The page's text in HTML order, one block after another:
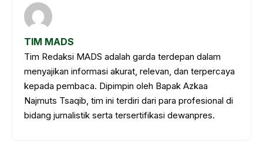
e
b
o
o
t
s
A
p
p
e
n
g
e
r
a
m
TIM MADS
Tim Redaksi MADS adalah garda terdepan dalam
menyajikan informasi akurat, relevan, dan terpercaya
kepada pembaca. Dipimpin oleh Bapak Azkaa
Najmuts Tsaqib, tim ini terdiri dari para profesional di
bidang jurnalistik serta tersertifikasi dewanpres.